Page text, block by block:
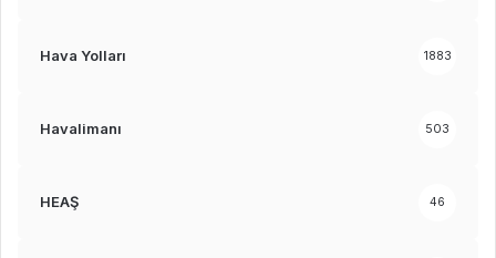
Hava Yolları 1883
Havalimanı 503
HEAŞ 46